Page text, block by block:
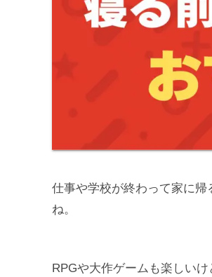
仕事や学校が終わって家に
ね。
RPGや大作ゲームも楽しい